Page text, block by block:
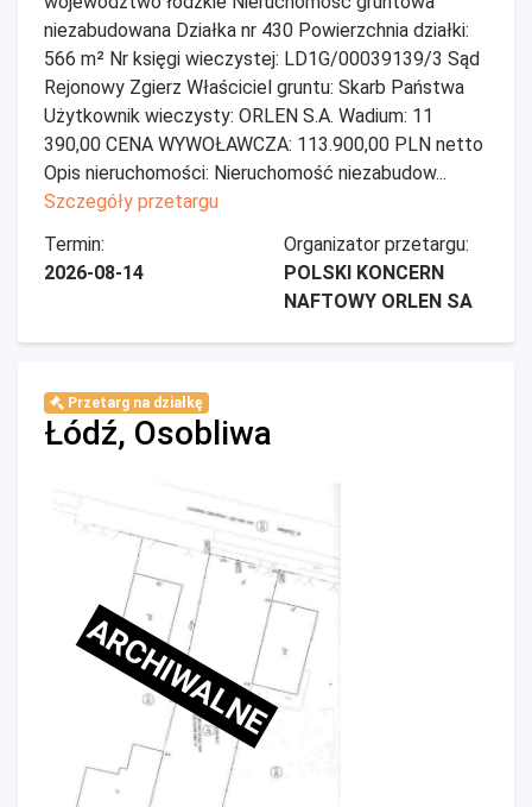
niezabudowana Działka nr 430 Powierzchnia działki:
566 m² Nr księgi wieczystej: LD1G/00039139/3 Sąd
Rejonowy Zgierz Właściciel gruntu: Skarb Państwa
Użytkownik wieczysty: ORLEN S.A. Wadium: 11
390,00 CENA WYWOŁAWCZA: 113.900,00 PLN netto
Opis nieruchomości: Nieruchomość niezabudow...
Szczegóły przetargu
Termin:
2026-08-14
Organizator przetargu:
POLSKI KONCERN
NAFTOWY ORLEN SA
Przetarg na działkę
Łódź, Osobliwa
ARCHIWALNE